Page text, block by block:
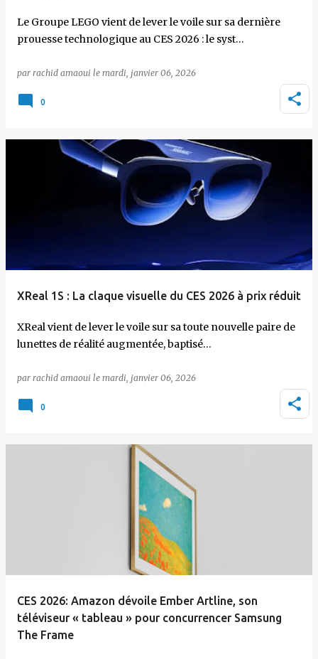
Le Groupe LEGO vient de lever le voile sur sa dernière
prouesse technologique au CES 2026 : le syst…
par rachid amaoui le mardi, janvier 06, 2026
0
XReal 1S : La claque visuelle du CES 2026 à prix réduit
XReal vient de lever le voile sur sa toute nouvelle paire de
lunettes de réalité augmentée, baptisé…
par rachid amaoui le mardi, janvier 06, 2026
0
CES 2026: Amazon dévoile Ember Artline, son
téléviseur « tableau » pour concurrencer Samsung
The Frame